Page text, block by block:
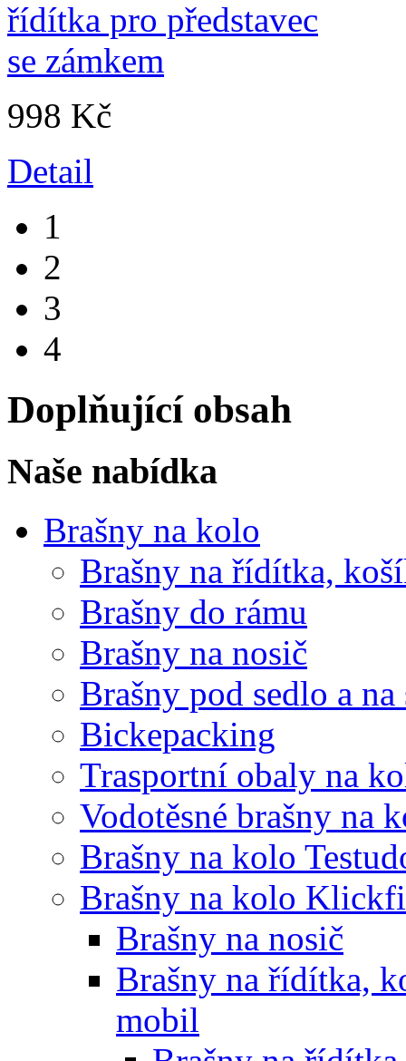
998 Kč
Detail
1
2
3
4
Doplňující obsah
Naše nabídka
Brašny na kolo
Brašny na řídítka,
Brašny do rámu
Brašny na nosič
Brašny pod sedlo a
Bickepacking
Trasportní obaly na
Vodotěsné brašny na
Brašny na kolo
Brašny na kolo
Brašny na nosič
Brašny na řídítka,
mobil